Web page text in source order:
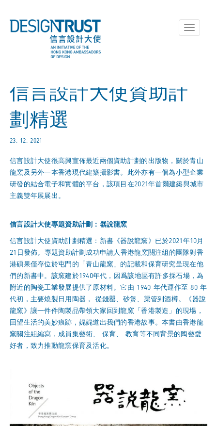
Toggle
信言設計大使資助計
劃精選
23. 12. 2021
信言設計大使很高興宣佈最近兩個資助計劃的出版物，關於青山
龍窯及另外一本香港現代建築攝影書。此外亦有一個為小型企業
研發的結合電子和實體的平台，該項目在2021年首爾建築與城市
主義雙年展展出。
信言設計大使專題資助計劃：器說龍窯
信言設計大使資助計劃精選：新書《器說龍窯》已於2021年10月
21日發佈。專題資助計劃成功申請人香港龍窯關注組的團隊對香
港碩果僅存位於屯門的「青山龍窯」的記載和保育研究呈現在他
們的新書中。該窯建於1940年代，因爲該地區有許多採石場，為
附近的陶瓷工業發展提供了原材料。它由 1940 年代運作至 80 年
代初，主要燒製日用陶器， 從錢罌、砂煲、渠管到酒樽。《器說
龍窯》讓一件件陶製品帶領大家回到龍窯「香港製造」的現場，
回望生活的美妙痕跡，娓娓道出我們的香港故事。本書由香港龍
窯關注組編寫，成員集藝術、 保育、 教育等不同背景的陶藝愛
好者，致力推動龍窯保育及活化。